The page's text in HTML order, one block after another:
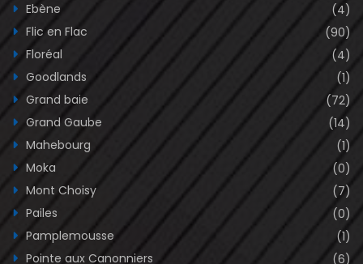
Ebène
(4)
Flic en Flac
(90)
Floréal
(4)
Goodlands
(1)
Grand baie
(72)
Grand Gaube
(14)
Mahebourg
(1)
Moka
(0)
Mont Choisy
(7)
Pailes
(0)
Pamplemousse
(1)
Pointe aux Canonniers
(6)